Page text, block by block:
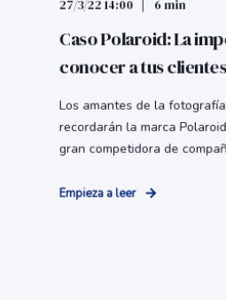
27/3/22 14:00 6 min
Caso Polaroid: La
conocer a tus clientes
Los amantes de la
recordarán la marca
gran competidora de
Empieza a leer